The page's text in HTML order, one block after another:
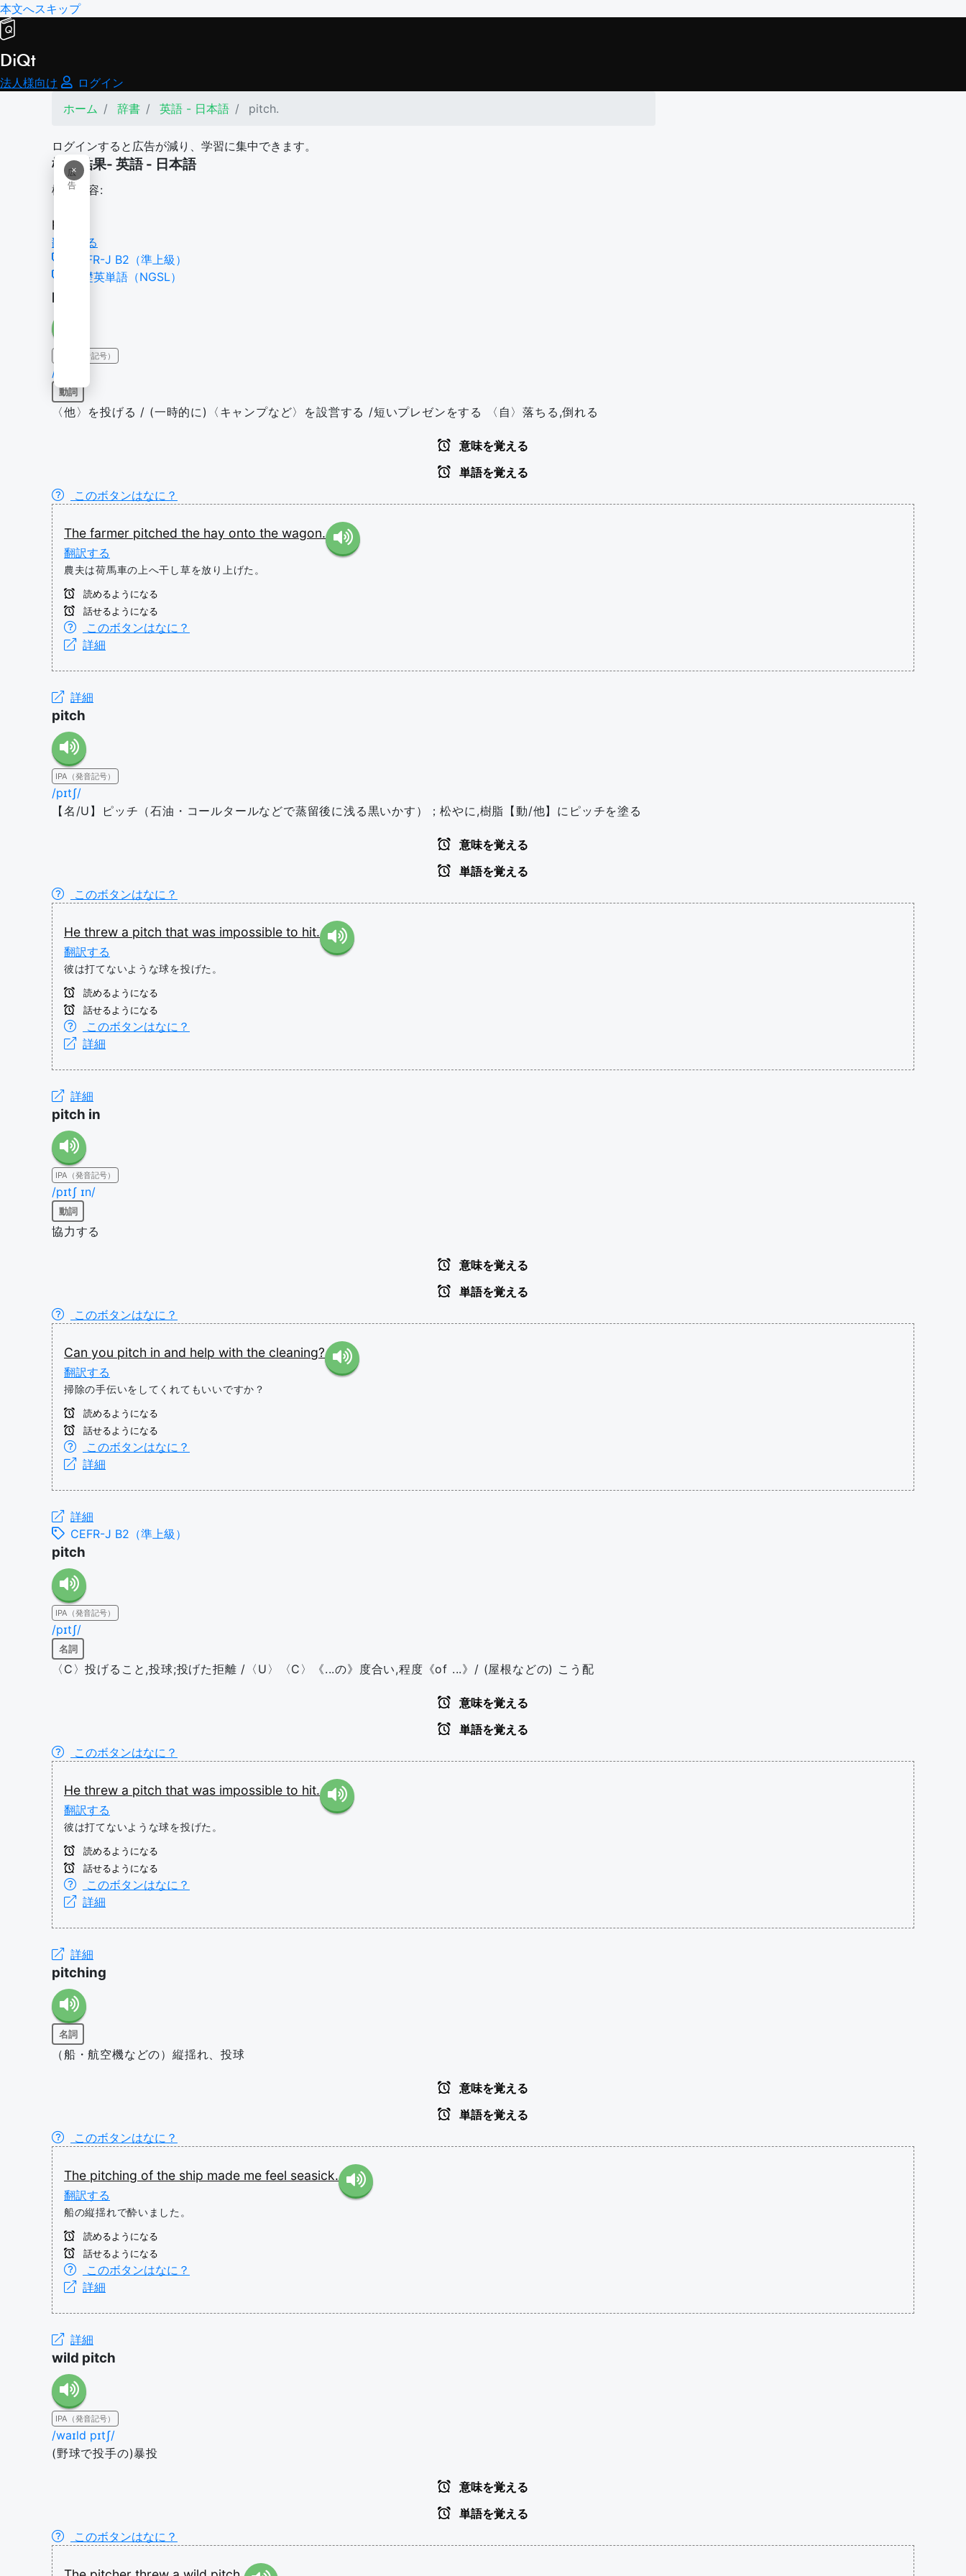
本文へスキップ
DiQt
法人様向け
ログイン
ホーム
辞書 英語 - 日本語 pitch.
ログインすると広告が減り、学習に集中できます。
×
広
告
検索結果- 英語 - 日本語
検索内容:
pitch.
翻訳する
CEFR-J B2（準上級）
基礎英単語（NGSL）
pitch
IPA（発音記号）
/pɪtʃ/
動詞
〈他〉を投げる / (一時的に)〈キャンプなど〉を設営する /短いプレゼンをする 〈自〉落ちる,倒れる
意味を覚える
単語を覚える
このボタンはなに？
The farmer pitched the hay onto the wagon.
翻訳する
農夫は荷馬車の上へ干し草を放り上げた。
読めるようになる
話せるようになる
このボタンはなに？
詳細
詳細
pitch
IPA（発音記号）
/pɪtʃ/
【名/U】ピッチ（石油・コールタールなどで蒸留後に浅る黒いかす）；松やに,樹脂【動/他】にピッチを塗る
意味を覚える
単語を覚える
このボタンはなに？
He threw a pitch that was impossible to hit.
翻訳する
彼は打てないような球を投げた。
読めるようになる
話せるようになる
このボタンはなに？
詳細
詳細
pitch in
IPA（発音記号）
/pɪtʃ ɪn/
動詞
協力する
意味を覚える
単語を覚える
このボタンはなに？
Can you pitch in and help with the cleaning?
翻訳する
掃除の手伝いをしてくれてもいいですか？
読めるようになる
話せるようになる
このボタンはなに？
詳細
詳細
CEFR-J B2（準上級）
pitch
IPA（発音記号）
/pɪtʃ/
名詞
〈C〉投げること,投球;投げた拒離 /〈U〉〈C〉《...の》度合い,程度《of ...》/ (屋根などの) こう配
意味を覚える
単語を覚える
このボタンはなに？
He threw a pitch that was impossible to hit.
翻訳する
彼は打てないような球を投げた。
読めるようになる
話せるようになる
このボタンはなに？
詳細
詳細
pitching
名詞
（船・航空機などの）縦揺れ、投球
意味を覚える
単語を覚える
このボタンはなに？
The pitching of the ship made me feel seasick.
翻訳する
船の縦揺れで酔いました。
読めるようになる
話せるようになる
このボタンはなに？
詳細
詳細
wild pitch
IPA（発音記号）
/waɪld pɪtʃ/
(野球で投手の)暴投
意味を覚える
単語を覚える
このボタンはなに？